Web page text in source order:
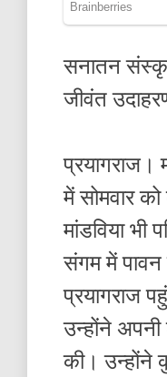
सनातन
जीवंत
प्रयागराज।
में सोमवार
मांडविया भी
संगम में
प्रयागराज
उन्होंने अपनी
की। उन्होंने